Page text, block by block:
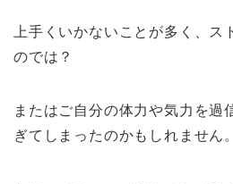
上手くいかないことが多く、ス
のでは？
またはご自分の体力や気力を過
ぎてしまったのかもしれません。